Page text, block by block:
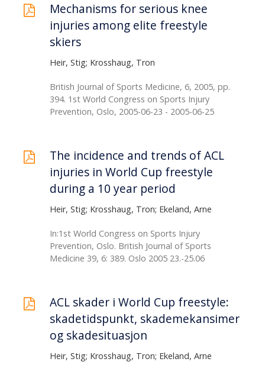
Mechanisms for serious knee
injuries among elite freestyle
skiers
Heir, Stig; Krosshaug, Tron
British Journal of Sports Medicine, 6, 2005, pp.
394. 1st World Congress on Sports Injury
Prevention, Oslo, 2005-06-23 - 2005-06-25
The incidence and trends of ACL
injuries in World Cup freestyle
during a 10 year period
Heir, Stig; Krosshaug, Tron; Ekeland, Arne
In:1st World Congress on Sports Injury
Prevention, Oslo. British Journal of Sports
Medicine 39, 6: 389. Oslo 2005 23.-25.06
ACL skader i World Cup freestyle:
skadetidspunkt, skademekansimer
og skadesituasjon
Heir, Stig; Krosshaug, Tron; Ekeland, Arne